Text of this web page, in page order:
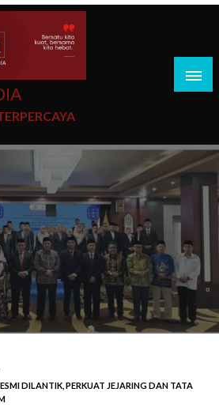
DILANTIK, PERKUAT JEJARING DAN TATA